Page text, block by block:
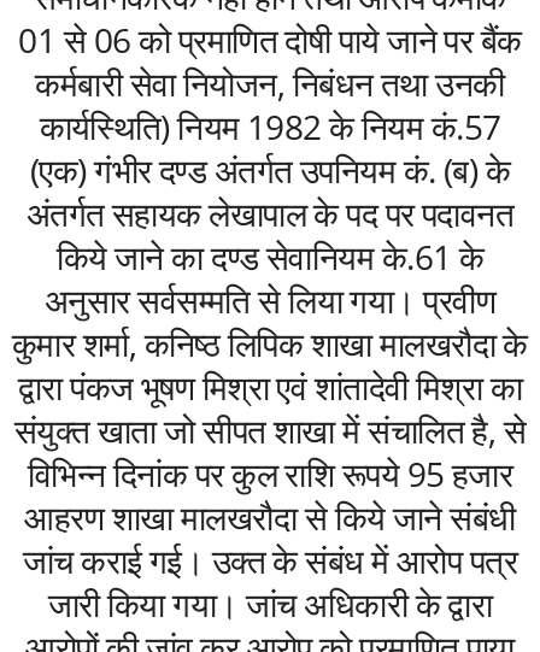
01 से 06 को प्रमाणित दोषी पाये जाने पर बैंक
कर्मबारी सेवा नियोजन, निबंधन तथा उनकी
कार्यस्थिति) नियम 1982 के नियम कं.57
(एक) गंभीर दण्ड अंतर्गत उपनियम कं. (ब) के
अंतर्गत सहायक लेखापाल के पद पर पदावनत
किये जाने का दण्ड सेवानियम के.61 के
अनुसार सर्वसम्मति से लिया गया। प्रवीण
कुमार शर्मा, कनिष्ठ लिपिक शाखा मालखरौदा के
द्वारा पंकज भूषण मिश्रा एवं शांतादेवी मिश्रा का
संयुक्त खाता जो सीपत शाखा में संचालित है, से
विभिन्न दिनांक पर कुल राशि रूपये 95 हजार
आहरण शाखा मालखरौदा से किये जाने संबंधी
जांच कराई गई। उक्त के संबंध में आरोप पत्र
जारी किया गया। जांच अधिकारी के द्वारा